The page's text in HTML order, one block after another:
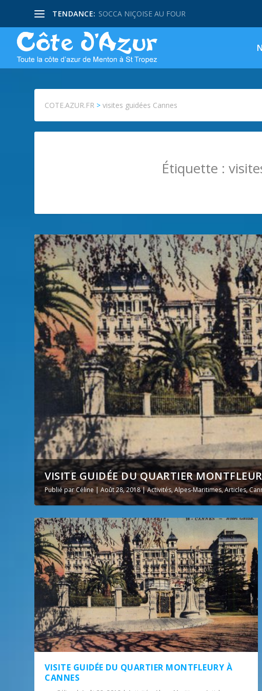
TENDANCE: SOCCA NIÇOISE AU FOUR
COTE.AZUR.FR >visites guidées Cannes
Étiquette :
VISITE GUIDÉE DU QUARTIER
Publié parCéline |Août 28, 2018|Activités,Alpes-Maritimes,Articles,
VISITE GUIDÉE DU QUARTIER MONTFLEURY À
CANNES